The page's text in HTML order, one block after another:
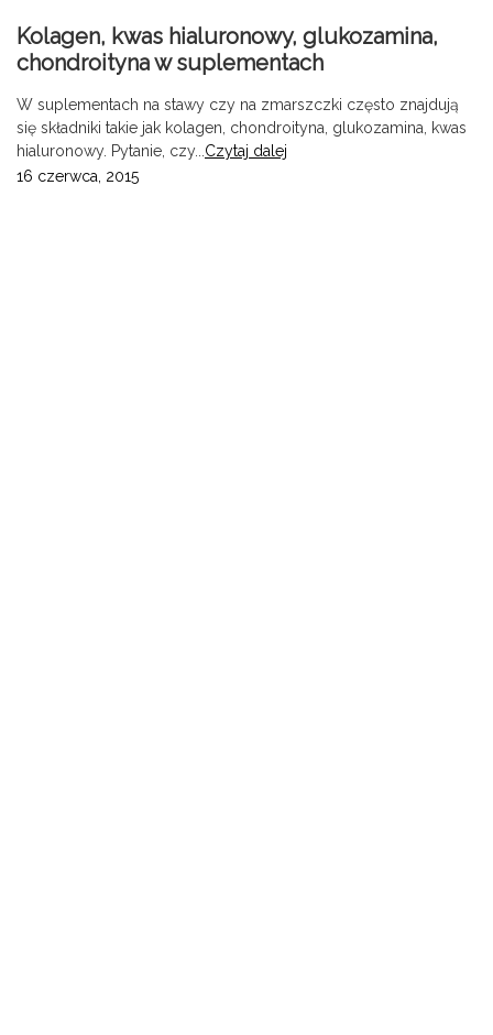
Kolagen, kwas hialuronowy, glukozamina,
chondroityna w suplementach
W suplementach na stawy czy na zmarszczki często znajdują
się składniki takie jak kolagen, chondroityna, glukozamina, kwas
hialuronowy. Pytanie, czy...Czytaj dalej
16 czerwca, 2015